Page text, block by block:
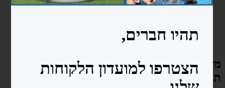
משאבת חום לבריכה 24KW MUSTANG
תלת פאזי wifi - כוללת הפשרה מוסטנג